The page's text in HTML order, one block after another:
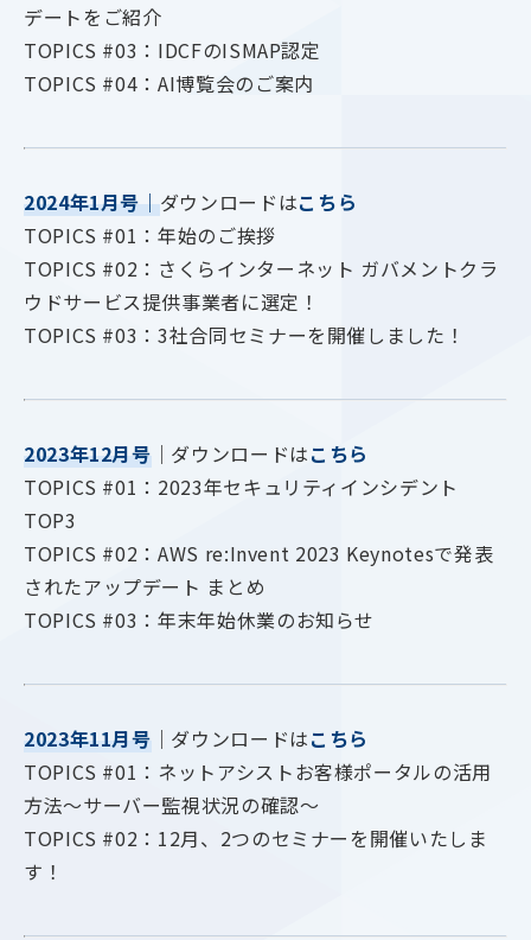
デートをご紹介
TOPICS #03：IDCFのISMAP認定
TOPICS #04：AI博覧会のご案内
2024年1月号｜ダウンロードはこちら
TOPICS #01：年始のご挨拶
TOPICS #02：さくらインターネット ガバメントクラ
ウドサービス提供事業者に選定！
TOPICS #03：3社合同セミナーを開催しました！
2023年12月号｜ダウンロードはこちら
TOPICS #01：2023年セキュリティインシデント
TOP3
TOPICS #02：AWS re:Invent 2023 Keynotesで発表
されたアップデート まとめ
TOPICS #03：年末年始休業のお知らせ
2023年11月号 ｜ダウンロードはこちら
TOPICS #01：ネットアシストお客様ポータルの活用
方法～サーバー監視状況の確認～
TOPICS #02：12月、2つのセミナーを開催いたしま
す！